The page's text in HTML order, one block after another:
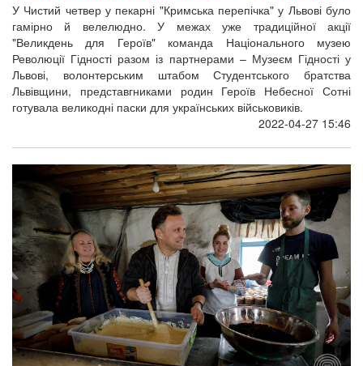
У Чистий четвер у пекарні "Кримська перепічка" у Львові було
гамірно й велелюдно. У межах уже традиційної акції
"Великдень для Героїв" команда Національного музею
Революції Гідності разом із партнерами – Музеєм Гідності у
Львові, волонтерським штабом Студентського братства
Львівщини, представгниками родин Героїв Небесної Сотні
готувала великодні паски для українських військовиків.
2022-04-27 15:46